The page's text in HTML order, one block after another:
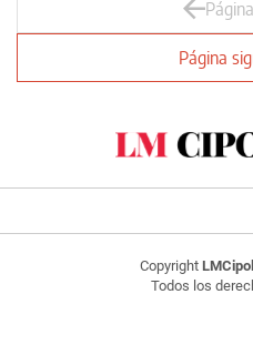
Página
Copyright
Todos los